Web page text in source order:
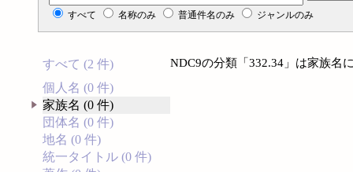
すべて 名称のみ 普通件名のみ ジャンルのみ
すべて (2 件)
個人名 (0 件)
家族名 (0 件)
団体名 (0 件)
地名 (0 件)
統一タイトル (0 件)
NDC9の分類「332.34」は家族名